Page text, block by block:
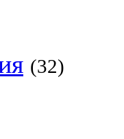
(32)